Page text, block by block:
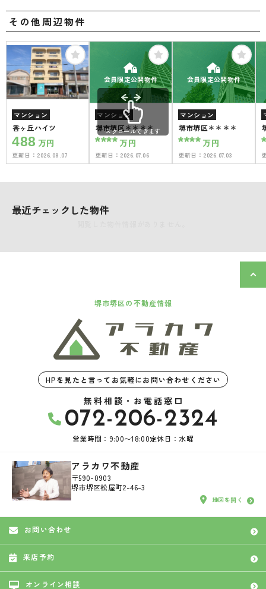
その他周辺物件
マンション
香ヶ丘ハイツ
488 万円
更新日： 2026.08.07
会員限定公開物件
マンション
堺市堺区＊＊＊＊
****万円
更新日： 2026.07.06
会員限定公開物件
マンション
堺市堺区＊＊＊＊
****万円
更新日： 2026.07.03
スクロールできます
最近チェックした物件
堺市堺区の不動産情報
HPを見たと言ってお気軽にお問い合わせください
無料相談・お電話窓口
072-206-2324
営業時間：9:00〜18:00定休日：水曜
アラカワ不動産
〒590-0903
堺市堺区松屋町2-46-3
地図を開く
お問い合わせ
来店予約
オンライン相談